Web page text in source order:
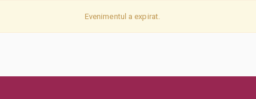
Evenimentul a expirat.